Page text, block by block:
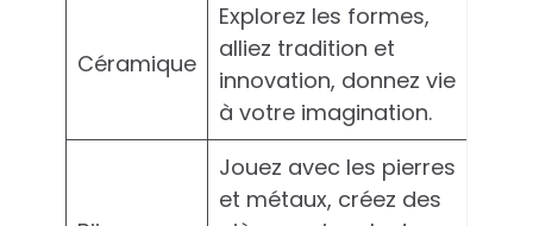
Céramique
Explorez les formes,
alliez tradition et
innovation, donnez vie
à votre imagination.
Jouez avec les pierres
et métaux, créez des